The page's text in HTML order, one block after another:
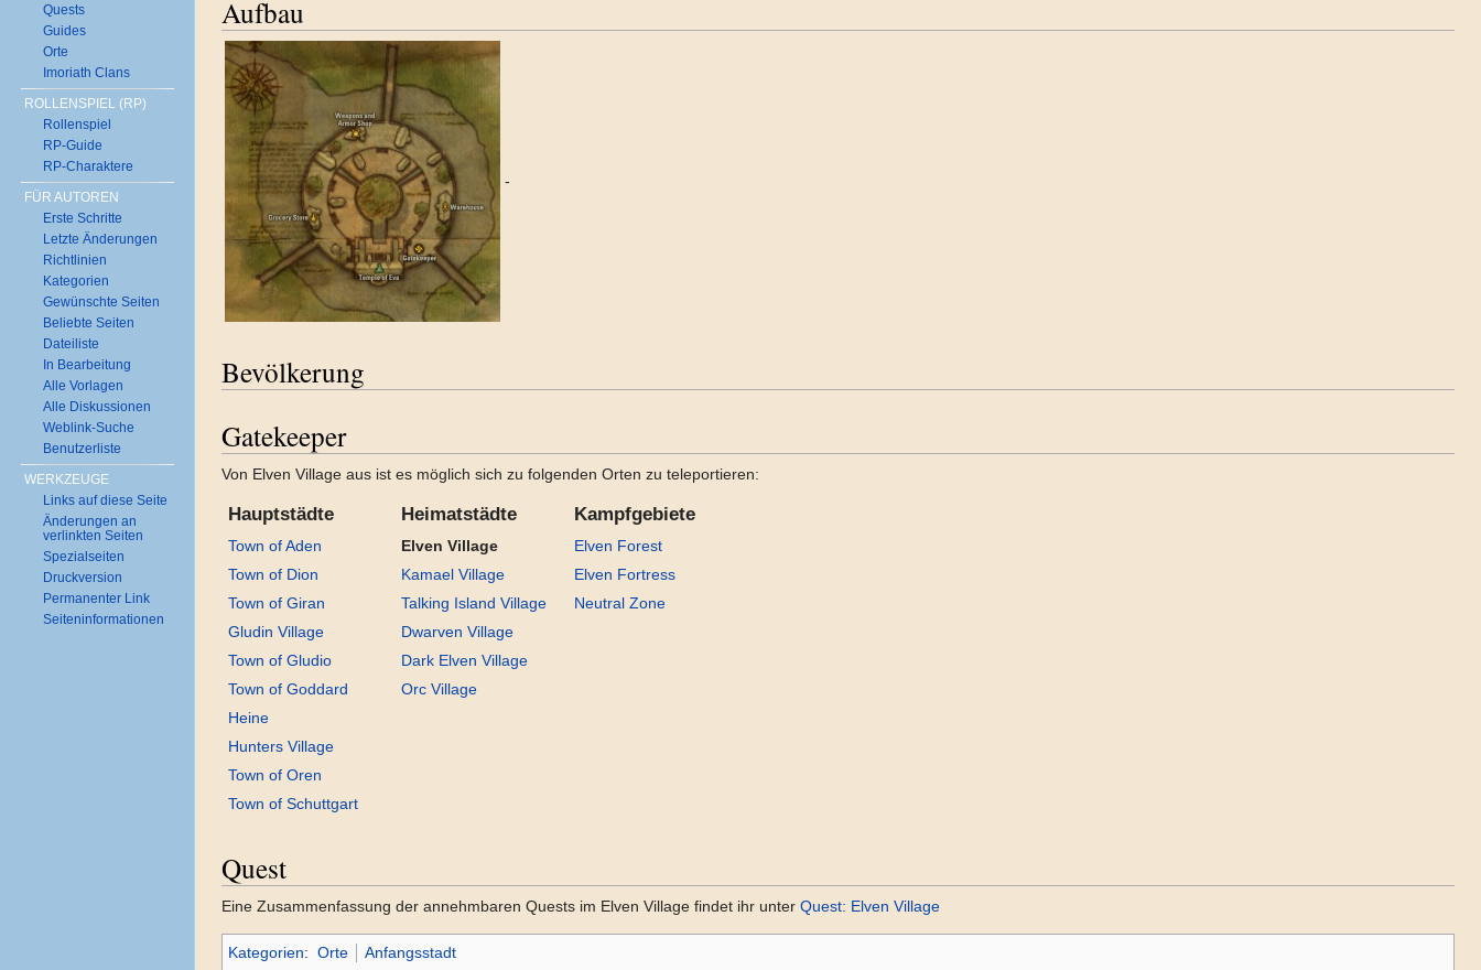
Aufbau
-
Bevölkerung
Gatekeeper
Von Elven Village aus ist es möglich sich zu folgenden Orten zu teleportieren:
Hauptstädte
Town of Aden
Town of Dion
Town of Giran
Gludin Village
Town of Gludio
Town of Goddard
Heine
Hunters Village
Town of Oren
Town of Schuttgart
Heimatstädte
Elven Village
Kamael Village
Talking Island Village
Dwarven Village
Dark Elven Village
Orc Village
Kampfgebiete
Elven Forest
Elven Fortress
Neutral Zone
Quest
Eine Zusammenfassung der annehmbaren Quests im Elven Village findet ihr unter Quest: Elven Village
Kategorien: Orte Anfangsstadt
Quests
Guides
Orte
Imoriath Clans
ROLLENSPIEL (RP)
Rollenspiel
RP-Guide
RP-Charaktere
FÜR AUTOREN
Erste Schritte
Letzte Änderungen
Richtlinien
Kategorien
Gewünschte Seiten
Beliebte Seiten
Dateiliste
In Bearbeitung
Alle Vorlagen
Alle Diskussionen
Weblink-Suche
Benutzerliste
WERKZEUGE
Links auf diese Seite
Änderungen an
verlinkten Seiten
Spezialseiten
Druckversion
Permanenter Link
Seiten­informationen